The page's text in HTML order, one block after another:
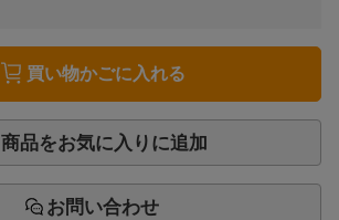
買い物かごに入れる
商品をお気に入りに追加
お問い合わせ